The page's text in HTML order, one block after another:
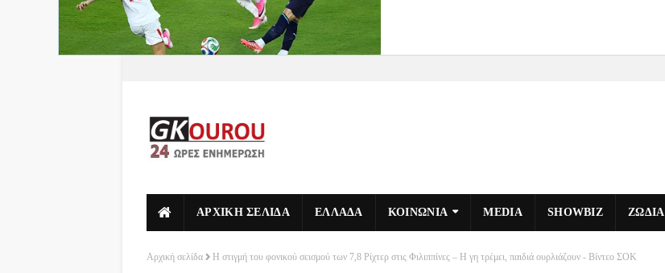
ΑΡΧΙΚΗ ΣΕΛΙΔΑ ΕΛΛΑΔΑ ΚΟΙΝΩΝΙΑ MEDIA SHOWBIZ ΖΩΔΙΑ
Αρχική σελίδα Η στιγμή του φονικού σεισμού των 7,8 Ρίχτερ στις Φιλιππίνες – Η γη τρέμει, παιδιά ουρλιάζουν - Βίντεο ΣΟΚ